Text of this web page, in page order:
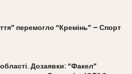
перемогло “Кремінь” – Спорт
Дозаявки: “Факел”